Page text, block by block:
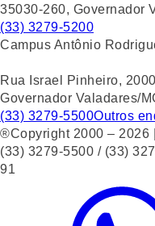
35030-260, Governador
(33) 3279-5200
Campus Antônio
Rua Israel Pinheiro,
Governador Valadares/
(33) 3279-5500Outros
®Copyright 2000 – 2026
(33) 3279-5500 / (33)
91